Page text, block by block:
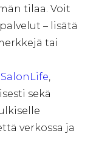
tilaa. Voit
– lisätä
tai
SalonLife,
sekä
verkossa ja